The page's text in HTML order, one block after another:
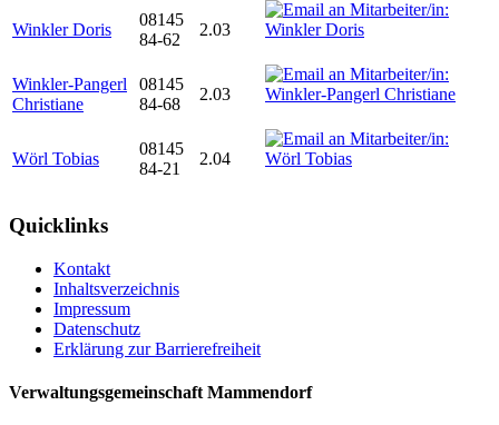
Winkler Doris
08145
84-62
2.03
Winkler-Pangerl
Christiane
08145
84-68
2.03
Wörl Tobias
08145
84-21
2.04
Quicklinks
Kontakt
Inhaltsverzeichnis
Impressum
Datenschutz
Erklärung zur Barrierefreiheit
Verwaltungsgemeinschaft Mammendorf